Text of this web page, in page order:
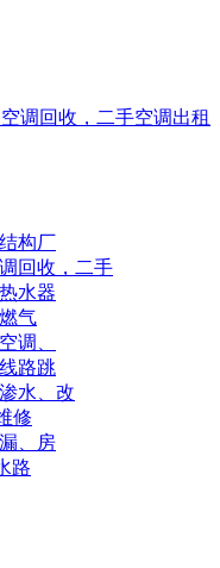
调回收，二手空调出租
构厂
回收，二手
水器
气
调、
路跳
水、改
修
、房
路